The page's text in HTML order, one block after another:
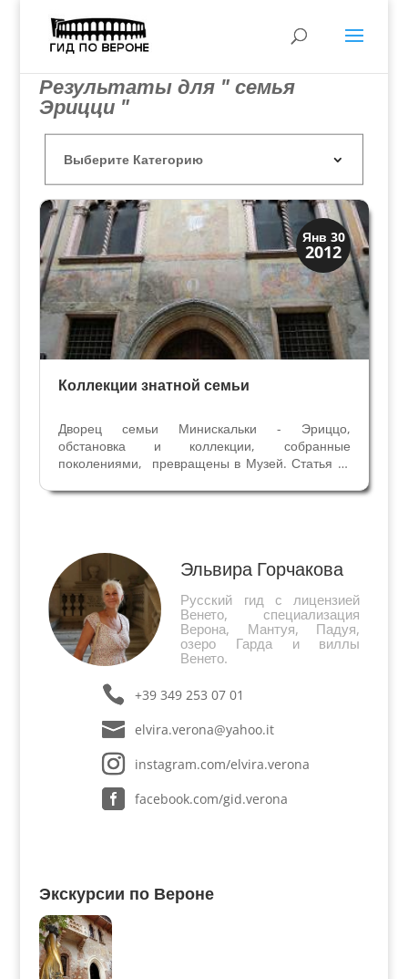
Результаты для " семья
Эрицци "
Янв 30
2012
Искусство
Коллекции знати
Коллекции знатной семьи
Дворец семьи Минискальки - Эриццо,
обстановка и коллекции, собранные
поколениями, превращены в Музей. Статья из
Неизвестная Верона" 05/08/2009 Нам
Эльвира Горчакова
Русский гид с лицензией
Венето, специализация
Верона, Мантуя, Падуя,
озеро Гарда и виллы
Венето.
+39 349 253 07 01
elvira.verona@yahoo.it
instagram.com/elvira.verona
facebook.com/gid.verona
Экскурсии по Вероне